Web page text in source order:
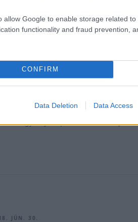
allow Google to enable storage related to
functionality and fraud prevention,
CONFIRM
Data Deletion Data Access
AUG. 15.
Az F1 rossz példát
elmondta, szerinte az F1 rossz
négy kerékkel elhagyni a pályát.
kívül helyezkedett el [Hockenheimben],
hogy ez jó képet fest rólunk a
JÚN. 30.